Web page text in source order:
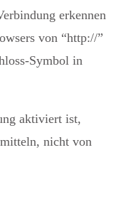
erkennen
von “http://”
Symbol in
aktiviert ist,
nicht von